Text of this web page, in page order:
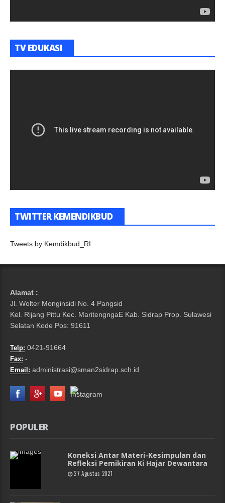
TV EDUKASI
TWITTER KEMENDIKBUD
Tweets by Kemdikbud_RI
Alamat :
Jl. Wolter Monginsidi No. 4 Pangsid
Kel. Rijang Pittu Kec. MaritengngaE Kab. Sidrap Prop. Sulawesi
Selatan Kode Pos: 91611
Telp: 0421-91664
Fax: -
Email: administrasi@sman2sidrap.sch.id
POPULER
Koneksi Antar Materi-Kesimpulan dan
Refleksi Pemikiran Ki Hajar Dewantara
27 Agustus 2021